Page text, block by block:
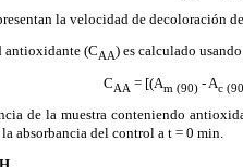
la velocidad de decoloración
antioxidante (CAA) es calculado
CAA = [(Am (90) - Ac
de la muestra conteniendo
absorbancia del control a t = 0 min.